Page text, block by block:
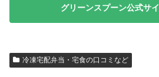
グリーンスプーン公式サ
冷凍宅配弁当・宅食の口コミなど